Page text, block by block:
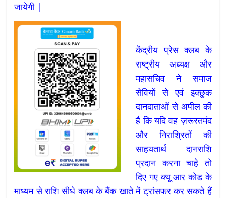
जायेगी |
केंद्रीय प्रेस क्लब के
राष्ट्रीय अध्यक्ष और
महासचिव ने समाज
सेवियों से एवं इक्छुक
दानदाताओं से अपील की
है कि यदि वह ज़रूरतमंद
और निराश्रितों की
साहयतार्थ दानराशि
प्रदान करना चाहे तो
दिए गए क्यू आर कोड के
माध्यम से राशि सीधे क्लब के बैंक खाते में ट्रांसफर कर सकते हैं